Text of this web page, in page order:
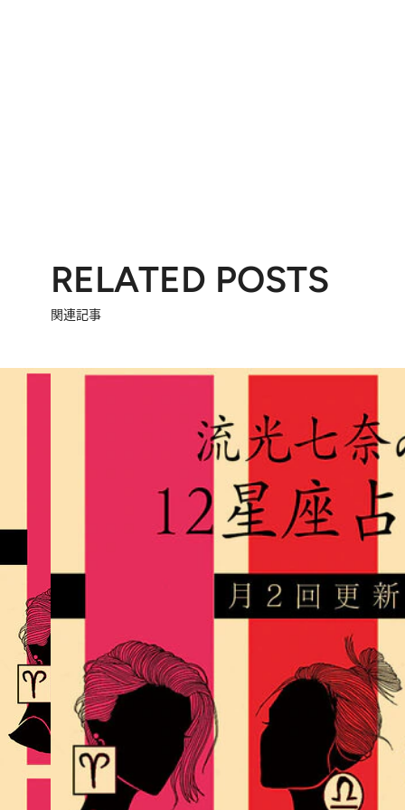
RELATED POSTS
関連記事